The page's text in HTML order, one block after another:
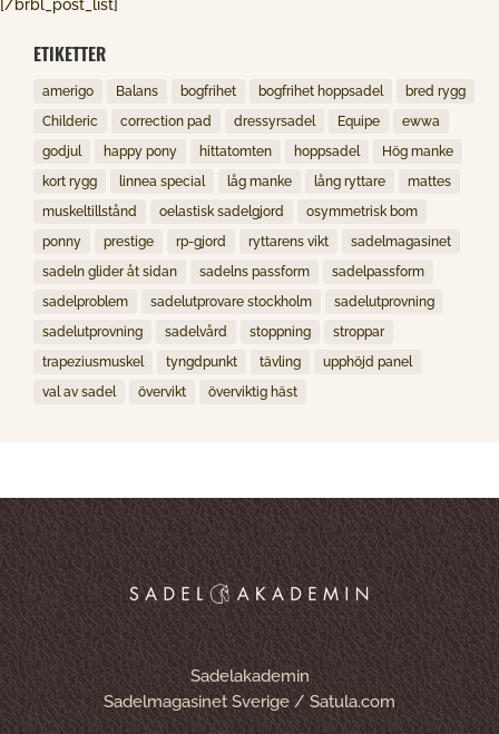
[/brbl_post_list]
ETIKETTER
amerigo Balans bogfrihet bogfrihet hoppsadel
bred rygg
Childeric
correction pad dressyrsadel Equipe
ewwa
godjul
happy pony hittatomten hoppsadel
Hög manke
kort rygg
linnea special låg manke lång ryttare
mattes
muskeltillstånd
oelastisk sadelgjord
osymmetrisk bom
ponny
prestige rp-gjord ryttarens vikt
sadelmagasinet
sadeln glider åt sidan
sadelns passform
sadelpassform
sadelproblem
sadelutprovare stockholm
sadelutprovning
sadelutprovning
sadelvård stoppning
stroppar
trapeziusmuskel
tyngdpunkt tävling
upphöjd panel
val av sadel
övervikt överviktig häst
Sadelakademin
Sadelmagasinet Sverige / Satula.com